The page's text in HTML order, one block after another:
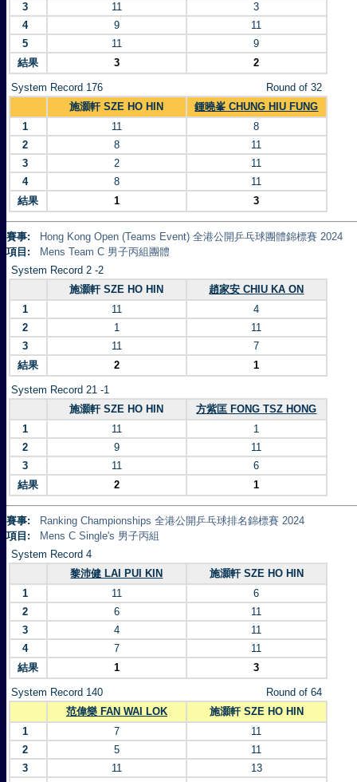
3
11
3
4
9
11
5
11
9
結果
3 2
System Record 176
Round of 32
施灝軒 SZE HO HIN
鍾曉峯 CHUNG HIU FUNG
1
11
8
2
8
11
3
2
11
4
8
11
結果
1 3
賽事:
Hong Kong Open (Teams Event) 全港公開乒乓球團體錦標賽 2024
項目:
Mens Team C 男子丙組團體
System Record 2 -2
施灝軒 SZE HO HIN
趙家安 CHIU KA ON
1
11
4
2
1
11
3
11
7
結果
2 1
System Record 21 -1
施灝軒 SZE HO HIN
方紫匡 FONG TSZ HONG
1
11
1
2
9
11
3
11
6
結果
2 1
賽事:
Ranking Championships 全港公開乒乓球排名錦標賽 2024
項目:
Mens C Single's 男子丙組
System Record 4
黎沛健 LAI PUI KIN
施灝軒 SZE HO HIN
1
11
6
2
6
11
3
4
11
4
7
11
結果
1 3
System Record 140
Round of 64
范偉樂 FAN WAI LOK
施灝軒 SZE HO HIN
1
7
11
2
5
11
3
11
13